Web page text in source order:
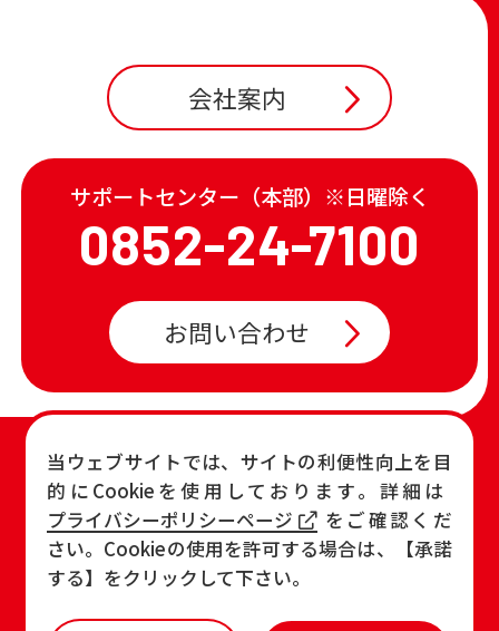
当ウェブサイトでは、サイトの利便性向上を目
的にCookieを使用しております。詳細は
プライバシーポリシーページ
をご確認くだ
さい。Cookieの使用を許可する場合は、【承諾
する】をクリックして下さい。
会社案内
サポートセンター（本部）※日曜除く
0852-24-7100
お問い合わせ
TOP
店舗一覧・チラシ
お知らせ
おすすめ商品
各店の最新情報